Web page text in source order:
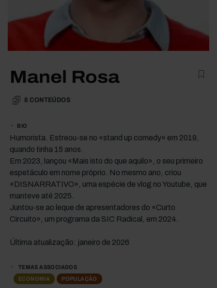
Manel Rosa
8 CONTEÚDOS
BIO
Humorista. Estreou-se no «stand up comedy» em 2019,
quando tinha 15 anos.
Em 2023, lançou «Mais isto do que aquilo», o seu primeiro
espetáculo em nome próprio. No mesmo ano, criou
«DISNARRATIVO», uma espécie de vlog no Youtube, que
manteve até 2025.
Juntou-se ao leque de apresentadores do «Curto
Circuito», um programa da SIC Radical, em 2024.
Última atualização: janeiro de 2026
TEMAS ASSOCIADOS
ECONOMIA
POPULAÇÃO